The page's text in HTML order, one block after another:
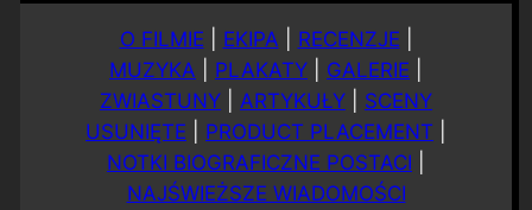
O FILMIE EKIPA RECENZJE
MUZYKA
PLAKATY GALERIE
ZWIASTUNY
ARTYKUŁY
SCENY
USUNIĘTE
PRODUCT PLACEMENT
NOTKI BIOGRAFICZNE POSTACI
NAJŚWIEŻSZE WIADOMOŚCI